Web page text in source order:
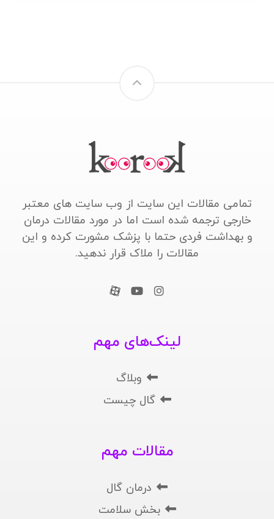
تمامی مقالات این سایت از وب سایت های معتبر
خارجی ترجمه شده است اما در مورد مقالات درمان
و بهداشت فردی حتما با پزشک مشورت کرده و این
مقالات را ملاک قرار ندهید.
لینک‌های مهم
وبلاگ
گال چیست
مقالات مهم
درمان گال
بخش سلامت